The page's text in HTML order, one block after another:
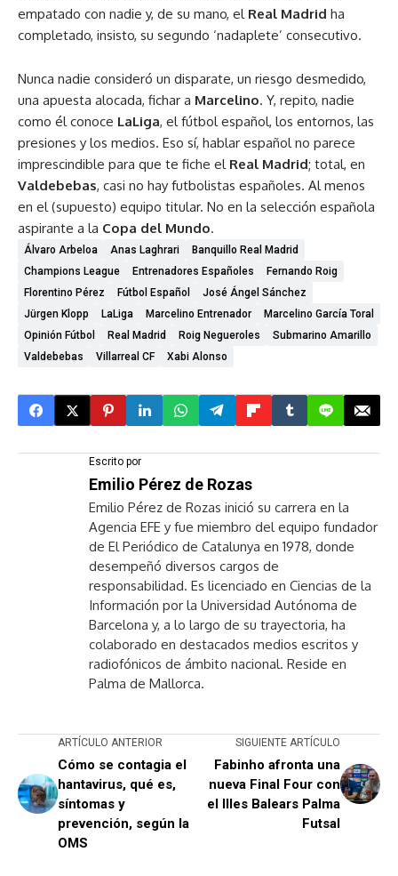
empatado con nadie y, de su mano, el Real Madrid ha
completado, insisto, su segundo ‘nadaplete’ consecutivo.
Nunca nadie consideró un disparate, un riesgo desmedido,
una apuesta alocada, fichar a Marcelino. Y, repito, nadie
como él conoce LaLiga, el fútbol español, los entornos, las
presiones y los medios. Eso sí, hablar español no parece
imprescindible para que te fiche el Real Madrid; total, en
Valdebebas, casi no hay futbolistas españoles. Al menos
en el (supuesto) equipo titular. No en la selección española
aspirante a la Copa del Mundo.
Álvaro Arbeloa Anas Laghrari
Banquillo Real Madrid
Champions League
Entrenadores Españoles
Fernando Roig
Florentino Pérez
Fútbol Español
José Ángel Sánchez
Jürgen Klopp
LaLiga Marcelino Entrenador
Marcelino García Toral
Opinión Fútbol
Real Madrid Roig Negueroles
Submarino Amarillo
Valdebebas
Villarreal CF Xabi Alonso
Escrito por
Emilio Pérez de Rozas
Emilio Pérez de Rozas inició su carrera en la
Agencia EFE y fue miembro del equipo fundador
de El Periódico de Catalunya en 1978, donde
desempeñó diversos cargos de
responsabilidad. Es licenciado en Ciencias de la
Información por la Universidad Autónoma de
Barcelona y, a lo largo de su trayectoria, ha
colaborado en destacados medios escritos y
radiofónicos de ámbito nacional. Reside en
Palma de Mallorca.
ARTÍCULO ANTERIOR
Cómo se contagia el
hantavirus, qué es,
síntomas y
prevención, según la
OMS
SIGUIENTE ARTÍCULO
Fabinho afronta una
nueva Final Four con
el Illes Balears Palma
Futsal